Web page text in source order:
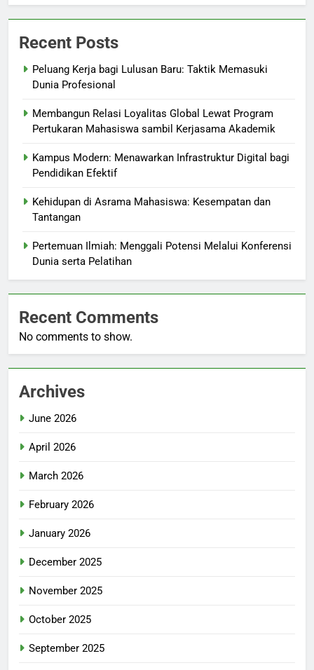
Recent Posts
Peluang Kerja bagi Lulusan Baru: Taktik Memasuki
Dunia Profesional
Membangun Relasi Loyalitas Global Lewat Program
Pertukaran Mahasiswa sambil Kerjasama Akademik
Kampus Modern: Menawarkan Infrastruktur Digital bagi
Pendidikan Efektif
Kehidupan di Asrama Mahasiswa: Kesempatan dan
Tantangan
Pertemuan Ilmiah: Menggali Potensi Melalui Konferensi
Dunia serta Pelatihan
Recent Comments
No comments to show.
Archives
June 2026
April 2026
March 2026
February 2026
January 2026
December 2025
November 2025
October 2025
September 2025